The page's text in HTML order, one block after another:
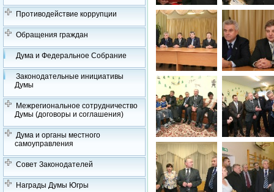
Противодействие коррупции
Обращения граждан
Дума и Федеральное Собрание
Законодательные инициативы
Думы
Межрегиональное сотрудничество
Думы (договоры и соглашения)
Дума и органы местного
самоуправления
Совет Законодателей
Награды Думы Югры